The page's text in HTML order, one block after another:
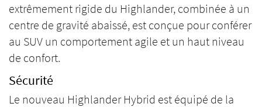
extrêmement rigide du Highlander, combinée à un
centre de gravité abaissé, est conçue pour conférer
au SUV un comportement agile et un haut niveau
de confort.
Sécurité
Le nouveau Highlander Hybrid est équipé de la